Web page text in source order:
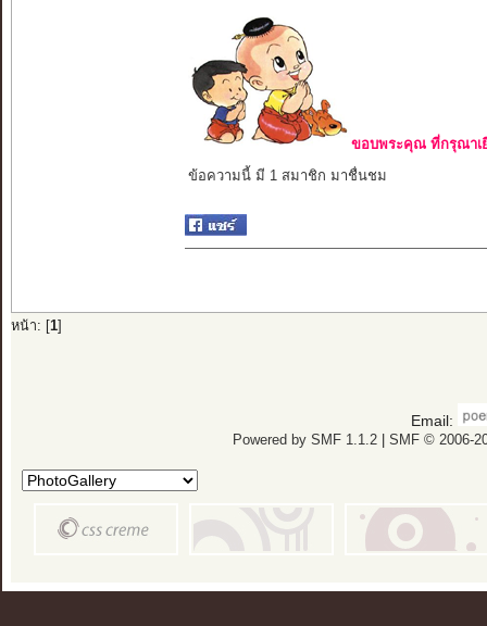
ขอบพระคุณ ที่กรุณาเ
ข้อความนี้ มี 1 สมาชิก มาชื่นชม
หน้า: [ 1]
Email:
Powered by SMF 1.1.2| SMF © 2006-